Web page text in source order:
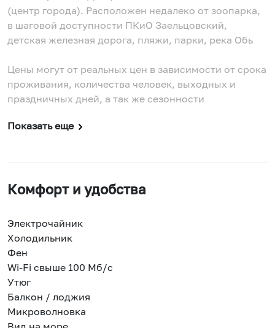
(центр города). Расположен недалеко от зоопарка,
в шаговой доступности ПКиО Заельцовский,
детская железная дорога, пляжи, парки, река Обь
Цены могут от реальных цен в зависимости от срока
проживания, количества человек, выходных и
праздничных дней, а так же сезонности
Показать еще
Комфорт и удобства
Электрочайник
Холодильник
Фен
Wi-Fi свыше 100 Мб/с
Утюг
Балкон / лоджия
Микроволновка